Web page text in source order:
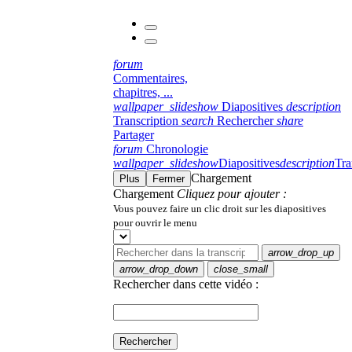
forum
Commentaires,
chapitres, ...
wallpaper_slideshow Diapositives description
Transcription search Rechercher share
Partager
forum Chronologie
wallpaper_slideshowDiapositivesdescription
Plus Fermer Chargement
Chargement Cliquez pour ajouter :
Vous pouvez faire un clic droit sur les diapositives
pour ouvrir le menu
arrow_drop_up
arrow_drop_down
close_small
Rechercher dans cette vidéo :
Rechercher